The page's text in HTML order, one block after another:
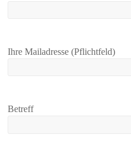
Ihre Mailadresse (Pflichtfeld)
Betreff